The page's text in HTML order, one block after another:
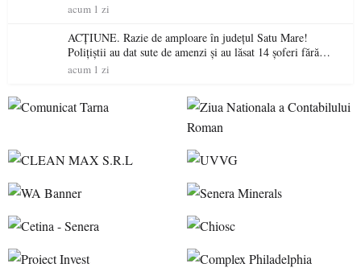
acum 1 zi
ACȚIUNE. Razie de amploare în județul Satu Mare!
Polițiștii au dat sute de amenzi și au lăsat 14 șoferi fără
permis într-o singură zi
acum 1 zi